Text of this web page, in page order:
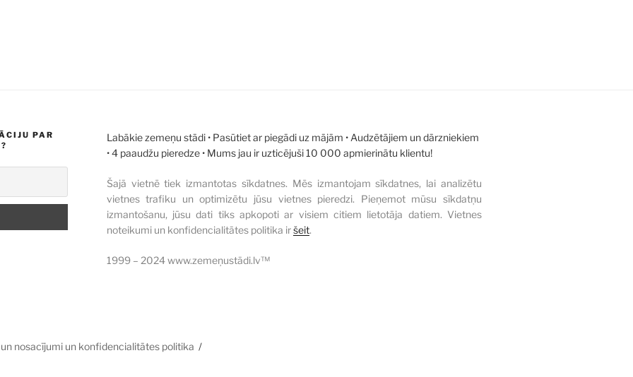
PAR
Labākie zemeņu stādi • Pasūtiet ar piegādi uz mājām • Audzētājiem un dārzniekiem
• 4 paaudžu pieredze • Mums jau ir uzticējuši 10 000 apmierinātu klientu!
Šajā vietnē tiek izmantotas sīkdatnes. Mēs izmantojam sīkdatnes, lai analizētu
vietnes trafiku un optimizētu jūsu vietnes pieredzi. Pieņemot mūsu sīkdatņu
izmantošanu, jūsu dati tiks apkopoti ar visiem citiem lietotāja datiem. Vietnes
noteikumi un konfidencialitātes politika iršeit.
1999 – 2024 www.zemeņustādi.lv™
nosacījumi un konfidencialitātes politika